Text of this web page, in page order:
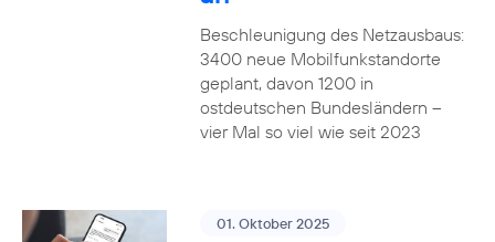
Beschleunigung des Netzausbaus:
3400 neue Mobilfunkstandorte
geplant, davon 1200 in
ostdeutschen Bundesländern –
vier Mal so viel wie seit 2023
01. Oktober 2025